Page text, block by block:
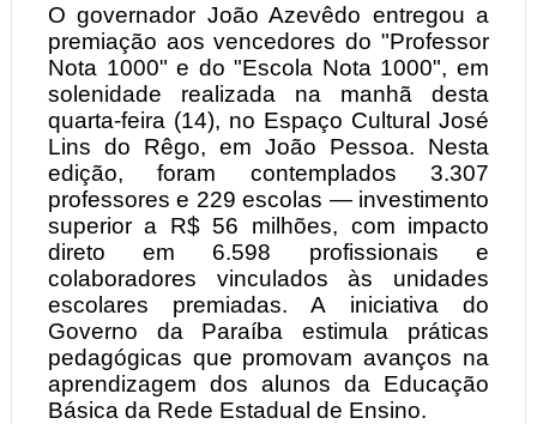
O governador João Azevêdo entregou a
premiação aos vencedores do "Professor
Nota 1000" e do "Escola Nota 1000", em
solenidade realizada na manhã desta
quarta-feira (14), no Espaço Cultural José
Lins do Rêgo, em João Pessoa. Nesta
edição, foram contemplados 3.307
professores e 229 escolas — investimento
superior a R$ 56 milhões, com impacto
direto em 6.598 profissionais e
colaboradores vinculados às unidades
escolares premiadas. A iniciativa do
Governo da Paraíba estimula práticas
pedagógicas que promovam avanços na
aprendizagem dos alunos da Educação
Básica da Rede Estadual de Ensino.